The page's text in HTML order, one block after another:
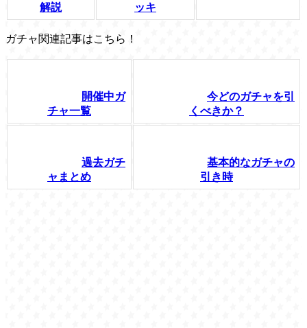
解説
ッキ
ガチャ関連記事はこちら！
開催中ガ
チャ一覧
今どのガチャを引
くべきか？
過去ガチ
ャまとめ
基本的なガチャの
引き時